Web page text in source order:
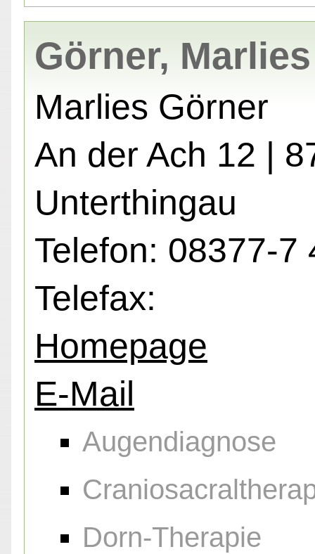
Görner, Marlies
Marlies Görner
An der Ach 12 |
Unterthingau
Telefon: 08377-7
Telefax:
Homepage
E-Mail
Augendiagnose
Dorn-Therapie